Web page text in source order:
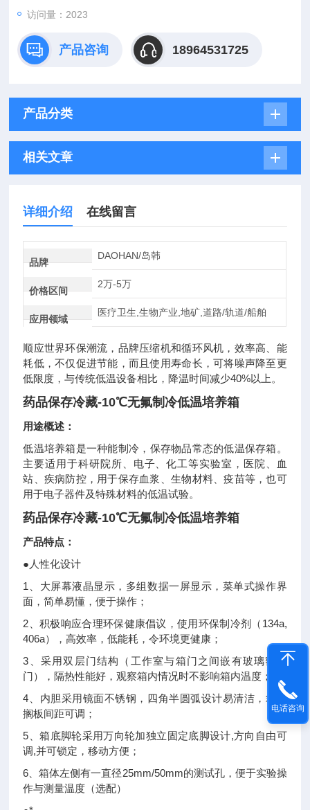
访问量：2023
产品咨询 18964531725
产品分类
相关文章
详细介绍 在线留言
品牌
DAOHAN/岛韩
价格区间
2万-5万
应用领域
医疗卫生,生物产业,地矿,道路/轨道/船舶
顺应世界环保潮流，品牌压缩机和循环风机，效率高、能
耗低，不仅促进节能，而且使用寿命长，可将噪声降至更
低限度，与传统低温设备相比，降温时间减少40%以上。
药品保存冷藏-10℃无氟制冷低温培养箱
用途概述：
低温培养箱是一种能制冷，保存物品常态的低温保存箱。
主要适用于科研院所、电子、化工等实验室，医院、血
站、疾病防控，用于保存血浆、生物材料、疫苗等，也可
用于电子器件及特殊材料的低温试验。
药品保存冷藏-10℃无氟制冷低温培养箱
产品特点 ：
●人性化设计
1、
大屏幕液晶显示，多组数据一屏显示，菜单式操作界
面，简单易懂，便于操作；
2、积极响应合理环保健康倡议，使用环保制冷剂（ 134a,
406a），高效率，低能耗，令环境更健康；
3、 采用双层门结构（工作室与箱门之间嵌有玻璃密封
门），隔热性能好，观察箱内情况时不影响箱内温度；
4、
内胆采用镜面不锈钢，四角半圆弧设计易清洁，箱内
搁板间距可调；
5、箱底脚轮采用万向轮加独立固定底脚设计,方向自由可
调,并可锁定，移动方便；
6、箱体左侧有一直径25mm/50mm的测试孔，便于实验操
作与测量温度（选配）
电话咨询